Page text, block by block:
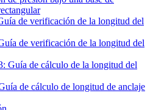
de verificación de la longitud del
de verificación de la longitud del
Guía de cálculo de la longitud del
de cálculo de longitud de anclaje